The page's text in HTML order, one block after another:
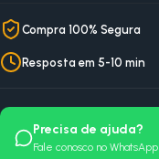
Compra 100% Segura
Resposta em 5-10 min
Precisa de ajuda?
Fale conosco no WhatsApp